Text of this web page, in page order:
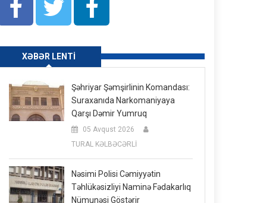
XƏBƏR LENTI
Şəhriyar Şəmşirlinin Komandası:
Suraxanıda Narkomaniyaya
Qarşı Dəmir Yumruq
05 Avqust 2026
TURAL KƏLBƏCƏRLİ
Nəsimi Polisi Cəmiyyətin
Təhlükəsizliyi Naminə Fədakarlıq
Nümunəsi Göstərir